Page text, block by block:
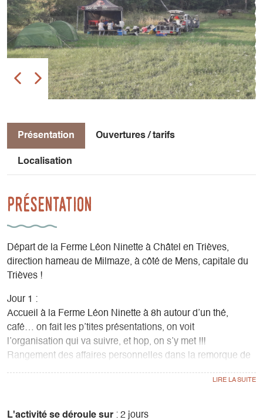
Présentation Ouvertures / tarifs
Localisation
Présentation
Départ de la Ferme Léon Ninette à Châtel en Trièves,
direction hameau de Milmaze, à côté de Mens, capitale du
Trièves !
Jour 1 :
Accueil à la Ferme Léon Ninette à 8h autour d’un thé,
café… on fait les p’tites présentations, on voit
l’organisation qui va suivre, et hop, on s’y met !!!
Rangement des affaires personnelles dans la remorque de
rando.
Attribution des chevaux et préparation des chevaux et du
En route (9h30/10h), à pied d’abord pour permettre au
L'activité se déroule sur : 2 jours